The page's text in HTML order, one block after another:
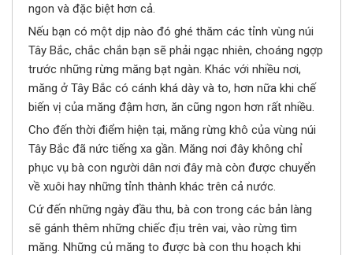
ngon và đặc biệt hơn cả.
Nếu bạn có một dịp nào đó ghé thăm các tỉnh vùng núi
Tây Bắc, chắc chắn bạn sẽ phải ngạc nhiên, choáng ngợp
trước những rừng măng bạt ngàn. Khác với nhiều nơi,
măng ở Tây Bắc có cánh khá dày và to, hơn nữa khi chế
biến vị của măng đậm hơn, ăn cũng ngon hơn rất nhiều.
Cho đến thời điểm hiện tại, măng rừng khô của vùng núi
Tây Bắc đã nức tiếng xa gần. Măng nơi đây không chỉ
phục vụ bà con người dân nơi đây mà còn được chuyển
về xuôi hay những tỉnh thành khác trên cả nước.
Cứ đến những ngày đầu thu, bà con trong các bản làng
sẽ gánh thêm những chiếc địu trên vai, vào rừng tìm
măng. Những củ măng to được bà con thu hoạch khi